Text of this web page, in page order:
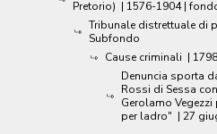
Pretorio) | 1576-1904 |
Tribunale distrettuale di
Subfondo
Cause criminali |
Denuncia sporta
Rossi di Sessa
Gerolamo
per ladro" | 27